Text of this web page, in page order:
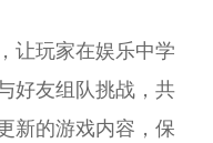
玩家在娱乐中学
好友组队挑战，共
新的游戏内容，保